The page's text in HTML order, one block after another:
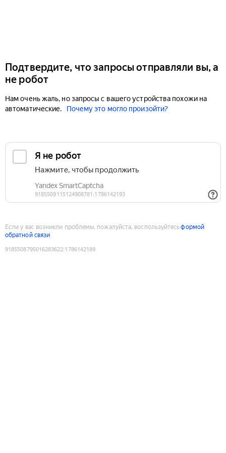
Подтвердите, что запросы отправляли вы, а
не робот
Нам очень жаль, но запросы с вашего устройства похожи на
автоматические.
Почему это могло произойти?
Если у вас возникли проблемы, пожалуйста, воспользуйтесьформой
обратной связи
9185508795016283622:1786142189